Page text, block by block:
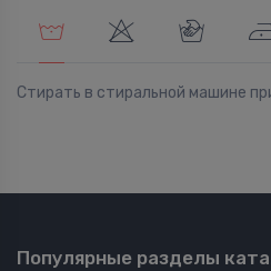
Стирать в стиральной машине
Популярные разделы